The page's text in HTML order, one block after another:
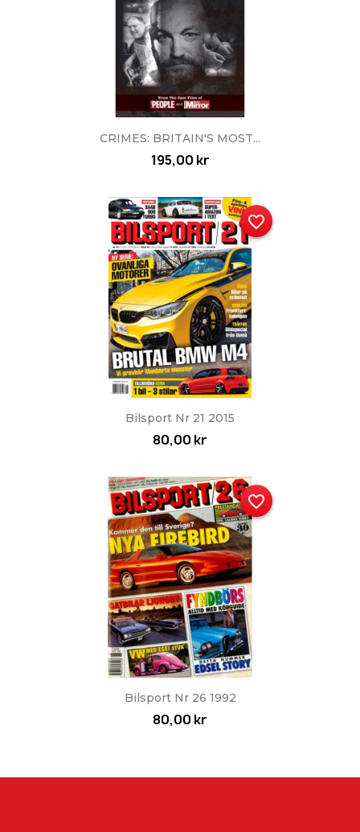
CRIMES: BRITAIN'S MOST...
195,00 kr
Bilsport Nr 21 2015
80,00 kr
favorite_border
Bilsport Nr 26 1992
80,00 kr
favorite_border